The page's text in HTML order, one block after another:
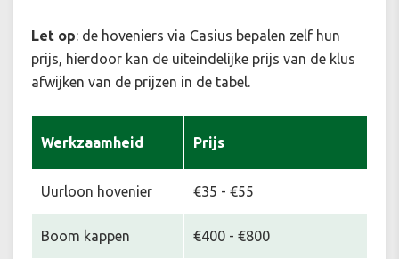
Let op: de hoveniers via Casius bepalen zelf hun
prijs, hierdoor kan de uiteindelijke prijs van de klus
afwijken van de prijzen in de tabel.
Werkzaamheid Prijs
Uurloon hovenier €35 - €55
Boom kappen €400 - €800